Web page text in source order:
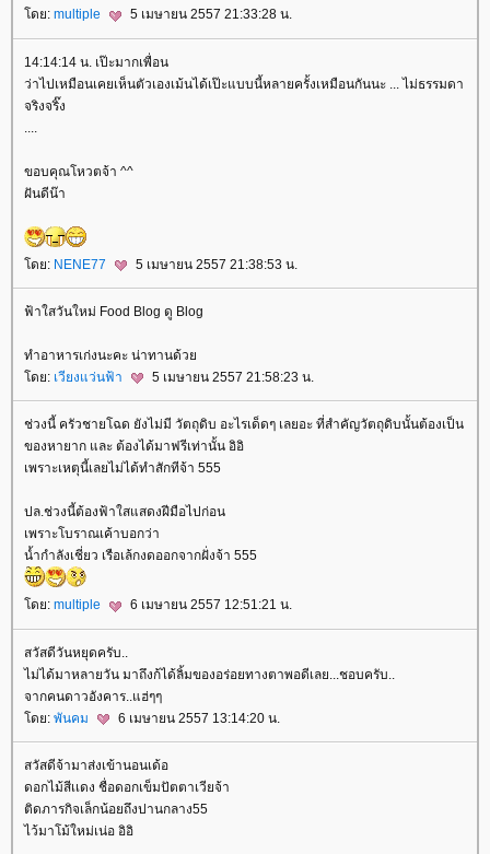
ดย: multiple 5 เมษายน 2557 21:33:28 น.
14:14:14 น. เป๊ะมากเพื่อน
ว่าไปเหมือนเคยเห็นตัวเองเม้นได้เป๊ะแบบนี้หลายครั้งเหมือนกันนะ ... ไม่ธรรมดา
จริงจริ๊ง
ขอบคุณโหวตจ้า ^^
ฝันดีน๊า
ดย: NENE77 5 เมษายน 2557 21:38:53 น.
ฟ้าใสวันใหม่ Food Blog ดู Blog
ทำอาหารเก่งนะคะ น่าทานด้ว
ดย: เวียงแว่นฟ้า 5 เมษายน 2557 21:58:23 น.
ช่วงนี้ ครัวชายโฉด ยังไม่มี วัตถุดิบ อะไรเด็ดๆ เลยอะ ที่สำคัญวัตถุดิบนั้นต้องเป็น
ของหายาก และ ต้องได้มาฟรีเท่านั้น อิอิ
เพราะเหตุนี้เลยไม่ได้ทำสักทีจ้า 555
ปล.ช่วงนี้ต้องฟ้าใสแสดงฝีมือไปก่อน
เพราะโบราณเค้าบอกว่า
น้ำกำลังเชี่ยว เรือเล้กงดออกจากฝั่งจ้า 555
ดย: multiple 6 เมษายน 2557 12:51:21 น.
สวัสดีวันหยุดครับ..
ไม่ได้มาหลายวัน มาถึงก้ได้ลิ้มของอร่อยทางตาพอดีเลย...ชอบครับ..
จากคนดาวอังคาร..แฮ่ๆๆ
ดย: พันคม 6 เมษายน 2557 13:14:20 น.
สวัสดีจ้ามาส่งเข้านอนเด้อ
ดอกไม้สีเเดง ชื่อดอกเข็มปัตตาเวียจ้า
ติดภารกิจเล็กน้อยถึงปานกลาง55
ไว้มาโม้ใหม่เน่อ อิอิ